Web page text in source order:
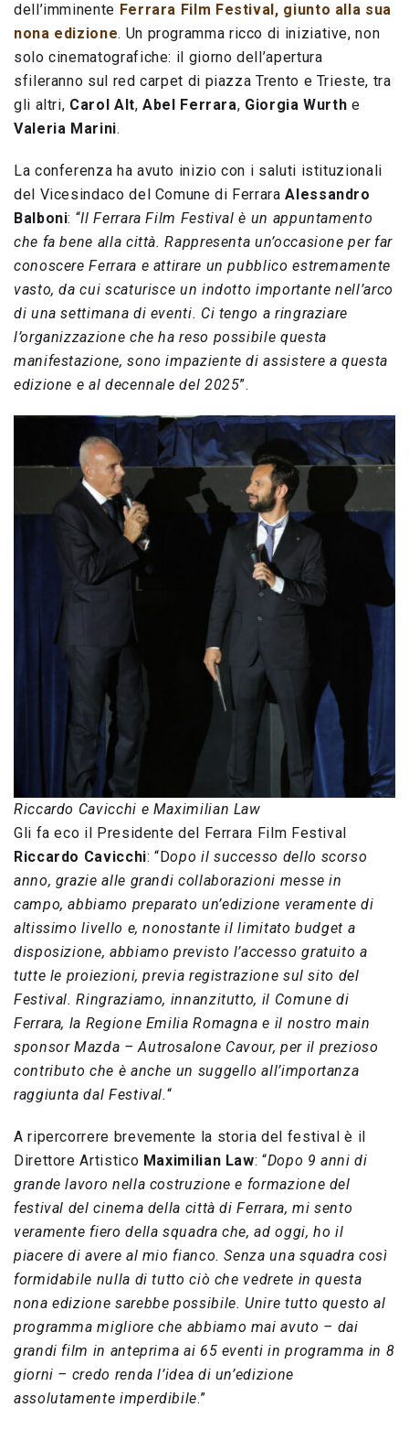
dell’imminente Ferrara Film Festival, giunto alla sua
nona edizione. Un programma ricco di iniziative, non
solo cinematografiche: il giorno dell’apertura
sfileranno sul red carpet di piazza Trento e Trieste, tra
gli altri, Carol Alt,Abel Ferrara, Giorgia Wurth e
Valeria Marini.
La conferenza ha avuto inizio con i saluti istituzionali
del Vicesindaco del Comune di FerraraAlessandro
Balboni: “Il Ferrara Film Festival è un appuntamento
che fa bene alla città. Rappresenta un’occasione per far
conoscere Ferrara e attirare un pubblico estremamente
vasto, da cui scaturisce un indotto importante nell’arco
di una settimana di eventi. Ci tengo a ringraziare
l’organizzazione che ha reso possibile questa
manifestazione, sono impaziente di assistere a questa
edizione e al decennale del 2025”.
Riccardo Cavicchi e Maximilian Law
Gli fa eco il Presidente del Ferrara Film Festival
Riccardo Cavicchi: “Dopo il successo dello scorso
anno, grazie alle grandi collaborazioni messe in
campo, abbiamo preparato un’edizione veramente di
altissimo livello e, nonostante il limitato budget a
disposizione, abbiamo previsto l’accesso gratuito a
tutte le proiezioni, previa registrazione sul sito del
Festival. Ringraziamo, innanzitutto, il Comune di
Ferrara, la Regione Emilia Romagna e il nostro main
sponsor Mazda – Autrosalone Cavour, per il prezioso
contributo che è anche un suggello all’importanza
raggiunta dal Festival.“
A ripercorrere brevemente la storia del festival è il
Direttore Artistico Maximilian Law: “Dopo 9 anni di
grande lavoro nella costruzione e formazione del
festival del cinema della città di Ferrara, mi sento
veramente fiero della squadra che, ad oggi, ho il
piacere di avere al mio fianco. Senza una squadra così
formidabile nulla di tutto ciò che vedrete in questa
nona edizione sarebbe possibile. Unire tutto questo al
programma migliore che abbiamo mai avuto – dai
grandi film in anteprima ai 65 eventi in programma in 8
giorni – credo renda l’idea di un’edizione
assolutamente imperdibile.”